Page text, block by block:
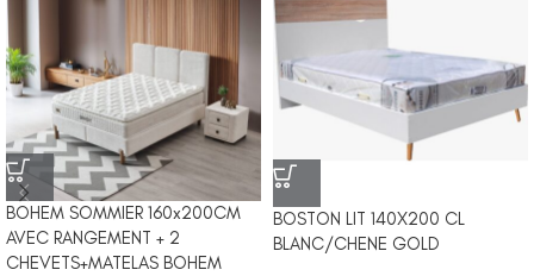
BOHEM SOMMIER 160x200CM
AVEC RANGEMENT + 2
CHEVETS+MATELAS BOHEM
BOSTON LIT 140X200 CL
BLANC/CHENE GOLD